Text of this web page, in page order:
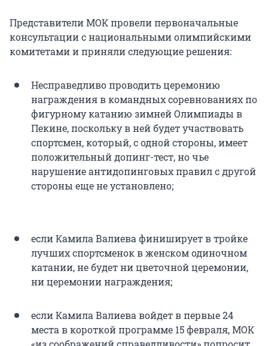
Представители МОК провели первоначальные
консультации с национальными олимпийскими
комитетами и приняли следующие решения:
Несправедливо проводить церемонию
награждения в командных соревнованиях по
фигурному катанию зимней Олимпиады в
Пекине, поскольку в ней будет участвовать
спортсмен, который, с одной стороны, имеет
положительный допинг-тест, но чье
нарушение антидопинговых правил с другой
стороны еще не установлено;
если Камила Валиева финиширует в тройке
лучших спортсменок в женском одиночном
катании, не будет ни цветочной церемонии,
ни церемонии награждения;
если Камила Валиева войдет в первые 24
места в короткой программе 15 февраля, МОК